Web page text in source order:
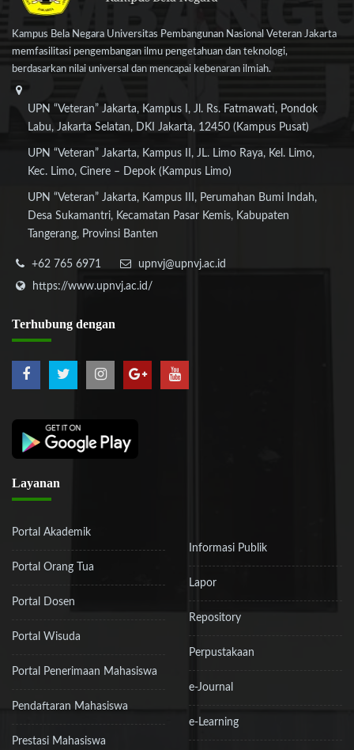
Kampus Bela Negara Universitas Pembangunan Nasional Veteran Jakarta
memfasilitasi pengembangan ilmu pengetahuan dan teknologi,
berdasarkan nilai universal dan mencapai kebenaran ilmiah.
UPN “Veteran” Jakarta, Kampus I, Jl. Rs. Fatmawati, Pondok
Labu, Jakarta Selatan, DKI Jakarta, 12450 (Kampus Pusat)
UPN “Veteran” Jakarta, Kampus II, JL. Limo Raya, Kel. Limo,
Kec. Limo, Cinere – Depok (Kampus Limo)
UPN “Veteran” Jakarta, Kampus III, Perumahan Bumi Indah,
Desa Sukamantri, Kecamatan Pasar Kemis, Kabupaten
Tangerang, Provinsi Banten
+62 765 6971
upnvj@upnvj.ac.id
https://www.upnvj.ac.id/
Terhubung dengan
Layanan
Portal Akademik
Portal Orang Tua
Portal Dosen
Portal Wisuda
Portal Penerimaan Mahasiswa
Pendaftaran Mahasiswa
Prestasi Mahasiswa
Informasi Publik
Lapor
Repository
Perpustakaan
e-Journal
e-Learning